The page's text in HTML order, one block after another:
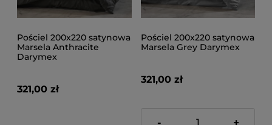
Pościel 200x220 satynowa
Marsela Anthracite
Darymex
321,00 zł
Pościel 200x220 satynowa
Marsela Grey Darymex
321,00 zł